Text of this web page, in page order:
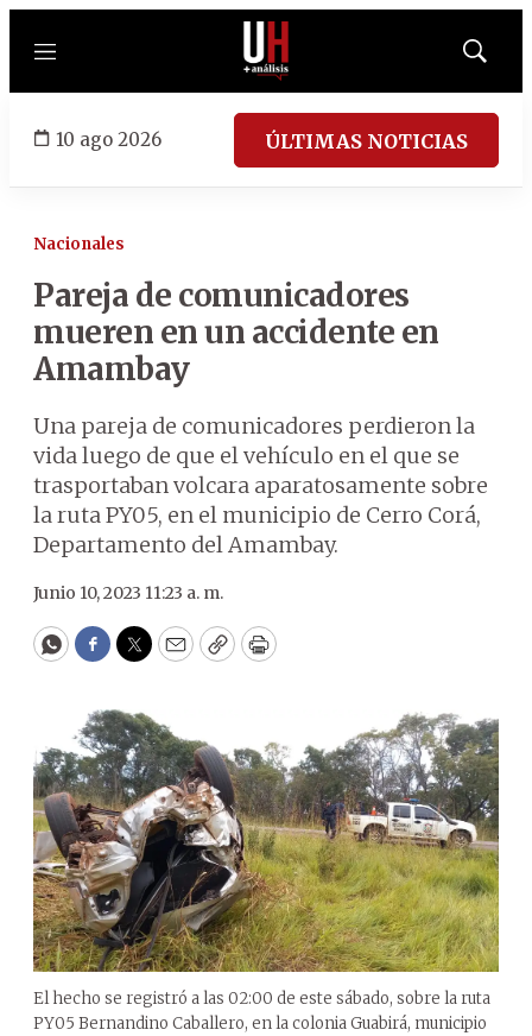
Menú
Mostrar
10 ago 2026 ÚLTIMAS NOTICIAS
Nacionales
Pareja de comunicadores
mueren en un accidente en
Amambay
Una pareja de comunicadores perdieron la
vida luego de que el vehículo en el que se
trasportaban volcara aparatosamente sobre
la ruta PY05, en el municipio de Cerro Corá,
Departamento del Amambay.
Junio 10, 2023 11:23 a. m.
WhatsApp
Facebook
Twitter
EmailCopyPrint
El hecho se registró a las 02:00 de este sábado, sobre la ruta
PY05 Bernandino Caballero, en la colonia Guabirá, municipio